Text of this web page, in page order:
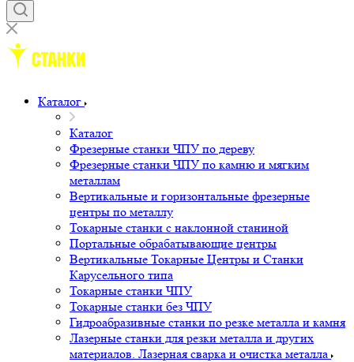
Каталог
Каталог
Фрезерные станки ЧПУ по дереву
Фрезерные станки ЧПУ по камню и мягким
металлам
Вертикальные и горизонтальные фрезерные
центры по металлу
Токарные станки с наклонной станиной
Портальные обрабатывающие центры
Вертикальные Токарные Центры и Станки
Карусельного типа
Токарные станки ЧПУ
Токарные станки без ЧПУ
Гидроабразивные станки по резке металла и камня
Лазерные станки для резки металла и других
материалов. Лазерная сварка и очистка металла